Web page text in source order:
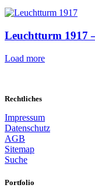
Leuchtturm 1917
Load more
Rechtliches
Impressum
Datenschutz
AGB
Sitemap
Suche
Portfolio